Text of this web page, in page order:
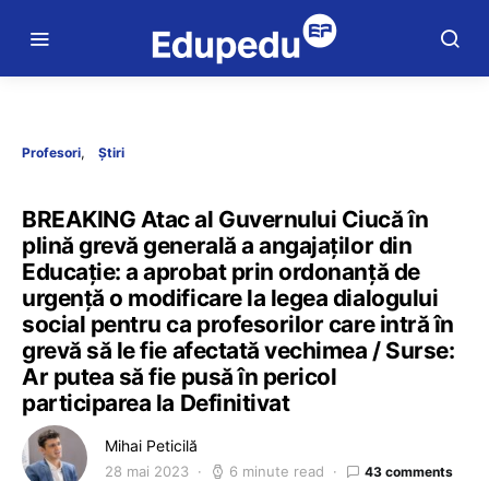
Profesori Știri
BREAKING Atac al Guvernului Ciucă în
plină grevă generală a angajaților din
Educație: a aprobat prin ordonanță de
urgență o modificare la legea dialogului
social pentru ca profesorilor care intră în
grevă să le fie afectată vechimea / Surse:
Ar putea să fie pusă în pericol
participarea la Definitivat
Mihai Peticilă
28 mai 2023 6 minute read 43 comments